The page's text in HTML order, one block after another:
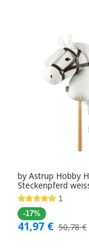
In
by Astrup Hobby
Steckenpferd
1
-17%
41,97€ 50,78€